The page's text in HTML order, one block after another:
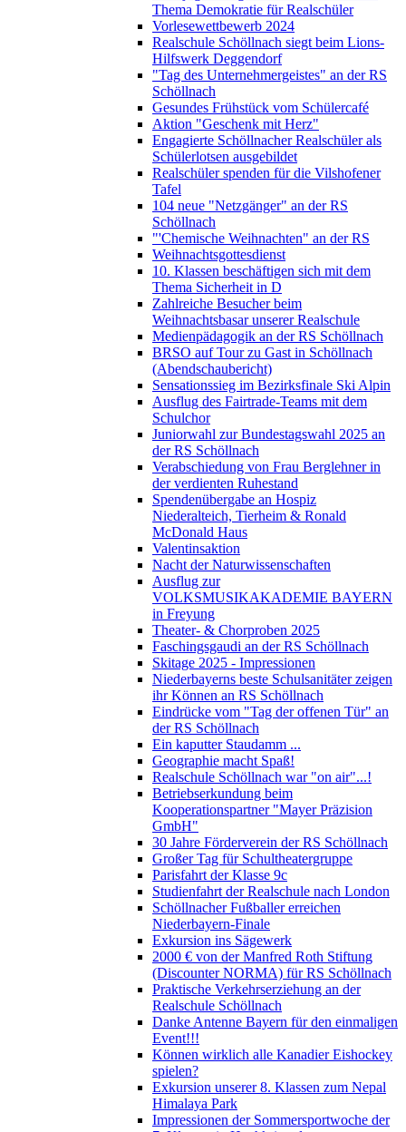
Thema Demokratie für Realschüler
Vorlesewettbewerb 2024
Realschule Schöllnach siegt beim Lions-
Hilfswerk Deggendorf
"Tag des Unternehmergeistes" an der RS
Schöllnach
Gesundes Frühstück vom Schülercafé
Aktion "Geschenk mit Herz"
Engagierte Schöllnacher Realschüler als
Schülerlotsen ausgebildet
Realschüler spenden für die Vilshofener
Tafel
104 neue "Netzgänger" an der RS
Schöllnach
"'Chemische Weihnachten" an der RS
Weihnachtsgottesdienst
10. Klassen beschäftigen sich mit dem
Thema Sicherheit in D
Zahlreiche Besucher beim
Weihnachtsbasar unserer Realschule
Medienpädagogik an der RS Schöllnach
BRSO auf Tour zu Gast in Schöllnach
(Abendschaubericht)
Sensationssieg im Bezirksfinale Ski Alpin
Ausflug des Fairtrade-Teams mit dem
Schulchor
Juniorwahl zur Bundestagswahl 2025 an
der RS Schöllnach
Verabschiedung von Frau Berglehner in
der verdienten Ruhestand
Spendenübergabe an Hospiz
Niederalteich, Tierheim & Ronald
McDonald Haus
Valentinsaktion
Nacht der Naturwissenschaften
Ausflug zur
VOLKSMUSIKAKADEMIE BAYERN
in Freyung
Theater- & Chorproben 2025
Faschingsgaudi an der RS Schöllnach
Skitage 2025 - Impressionen
Niederbayerns beste Schulsanitäter zeigen
ihr Können an RS Schöllnach
Eindrücke vom "Tag der offenen Tür" an
der RS Schöllnach
Ein kaputter Staudamm ...
Geographie macht Spaß!
Realschule Schöllnach war "on air"...!
Betriebserkundung beim
Kooperationspartner "Mayer Präzision
GmbH"
30 Jahre Förderverein der RS Schöllnach
Großer Tag für Schultheatergruppe
Parisfahrt der Klasse 9c
Studienfahrt der Realschule nach London
Schöllnacher Fußballer erreichen
Niederbayern-Finale
Exkursion ins Sägewerk
2000 € von der Manfred Roth Stiftung
(Discounter NORMA) für RS Schöllnach
Praktische Verkehrserziehung an der
Realschule Schöllnach
Danke Antenne Bayern für den einmaligen
Event!!!
Können wirklich alle Kanadier Eishockey
spielen?
Exkursion unserer 8. Klassen zum Nepal
Himalaya Park
Impressionen der Sommersportwoche der